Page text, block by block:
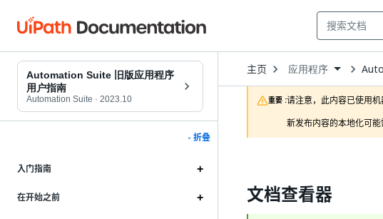
Automation Suite 旧版应用程序
用户指南
Automation Suite · 2023.10
- 折叠
入门指南
在开始之前
主页 Open
Dropdown
to
choose
product
应用程序
重要 :请注意，此内容已使用机
新发布内容的本地化可能
文档查看器